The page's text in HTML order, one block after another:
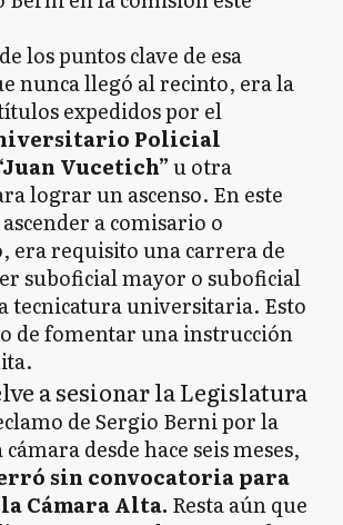
los puntos clave de esa
nunca llegó al recinto, era la
expedidos por el
Policial
Vucetich”u otra
lograr un ascenso. En este
a comisario o
era requisito una carrera de
suboficial mayor o suboficial
tecnicatura universitaria. Esto
de fomentar una instrucción
a sesionar la Legislatura
de Sergio Berni por la
desde hace seis meses,
sin convocatoria para
Cámara Alta. Resta aún que